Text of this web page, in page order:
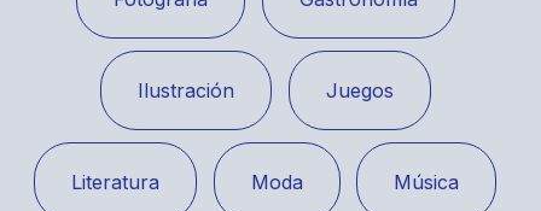
Ilustración Juegos
Literatura Moda Música